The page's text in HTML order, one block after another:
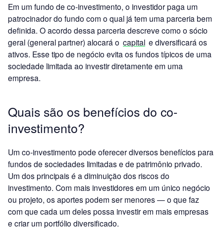
Em um fundo de co-investimento, o investidor paga um
patrocinador do fundo com o qual já tem uma parceria bem
definida. O acordo dessa parceria descreve como o sócio
geral (general partner) alocará o capital e diversificará os
ativos. Esse tipo de negócio evita os fundos típicos de uma
sociedade limitada ao investir diretamente em uma
empresa.
Quais são os benefícios do co-
investimento?
Um co-investimento pode oferecer diversos benefícios para
fundos de sociedades limitadas e de patrimônio privado.
Um dos principais é a diminuição dos riscos do
investimento. Com mais investidores em um único negócio
ou projeto, os aportes podem ser menores — o que faz
com que cada um deles possa investir em mais empresas
e criar um portfólio diversificado.